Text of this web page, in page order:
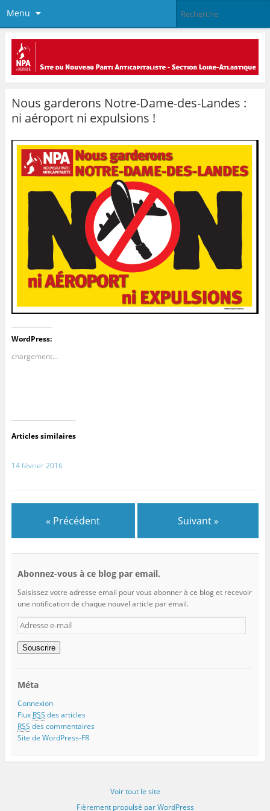
Menu
Nous garderons Notre-Dame-des-Landes :
ni aéroport ni expulsions !
WordPress:
chargement…
Articles similaires
14 février 2016
« Précédent Suivant »
Abonnez-vous à ce blog par email.
Saisissez votre adresse email pour vous abonner à ce blog et recevoir
une notification de chaque nouvel article par email.
Adresse
e-
mail
Souscrire
Méta
Connexion
Flux RSS des articles
RSS des commentaires
Site de WordPress-FR
Voir tout le site
Fièrement propulsé par WordPress